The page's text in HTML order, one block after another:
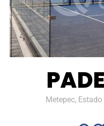
Metepec,